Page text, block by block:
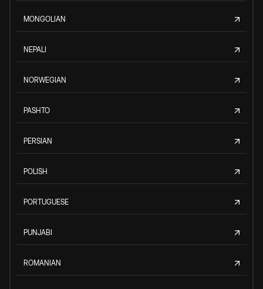
MONGOLIAN
NEPALI
NORWEGIAN
PASHTO
PERSIAN
POLISH
PORTUGUESE
PUNJABI
ROMANIAN